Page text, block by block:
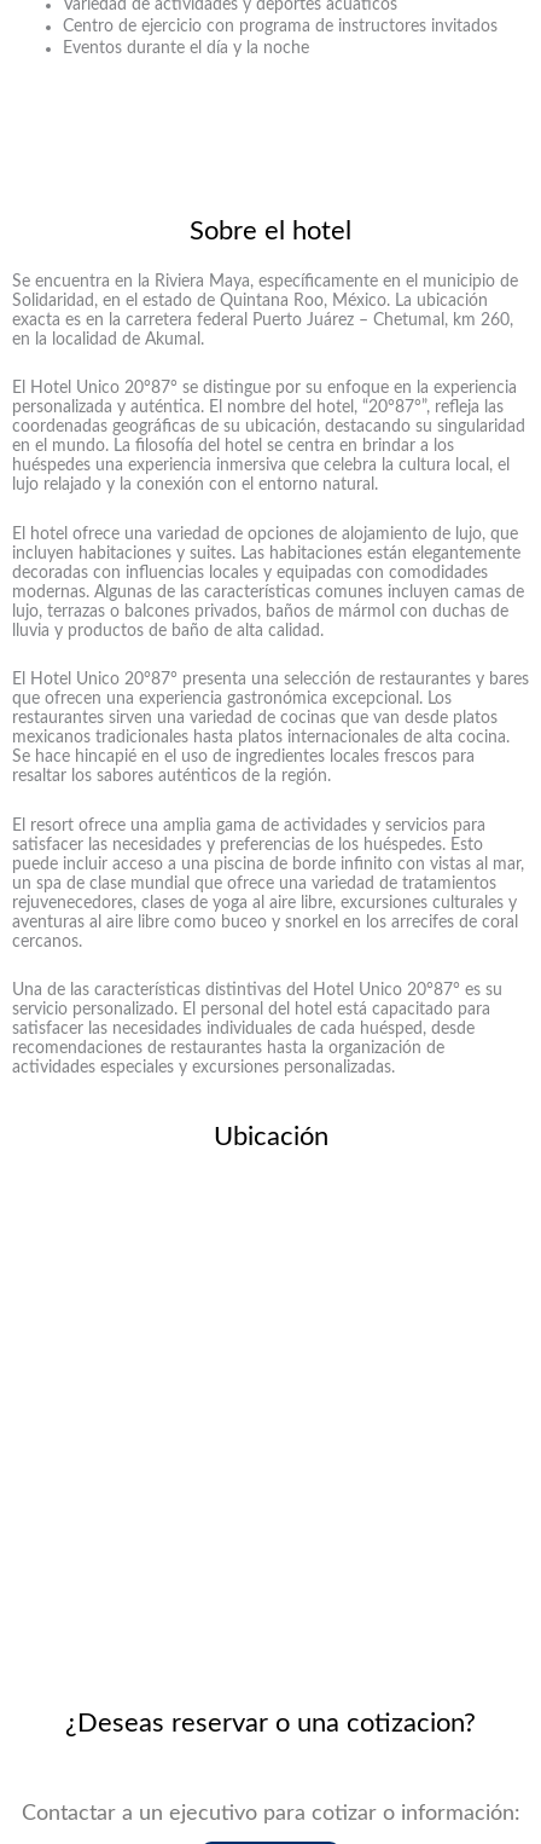
Variedad de actividades y deportes acuáticos
Centro de ejercicio con programa de instructores invitados
Eventos durante el día y la noche
Sobre el hotel
Se encuentra en la Riviera Maya, específicamente en el municipio de
Solidaridad, en el estado de Quintana Roo, México. La ubicación
exacta es en la carretera federal Puerto Juárez – Chetumal, km 260,
en la localidad de Akumal.
El Hotel Unico 20°87° se distingue por su enfoque en la experiencia
personalizada y auténtica. El nombre del hotel, “20°87°”, refleja las
coordenadas geográficas de su ubicación, destacando su singularidad
en el mundo. La filosofía del hotel se centra en brindar a los
huéspedes una experiencia inmersiva que celebra la cultura local, el
lujo relajado y la conexión con el entorno natural.
El hotel ofrece una variedad de opciones de alojamiento de lujo, que
incluyen habitaciones y suites. Las habitaciones están elegantemente
decoradas con influencias locales y equipadas con comodidades
modernas. Algunas de las características comunes incluyen camas de
lujo, terrazas o balcones privados, baños de mármol con duchas de
lluvia y productos de baño de alta calidad.
El Hotel Unico 20°87° presenta una selección de restaurantes y bares
que ofrecen una experiencia gastronómica excepcional. Los
restaurantes sirven una variedad de cocinas que van desde platos
mexicanos tradicionales hasta platos internacionales de alta cocina.
Se hace hincapié en el uso de ingredientes locales frescos para
resaltar los sabores auténticos de la región.
El resort ofrece una amplia gama de actividades y servicios para
satisfacer las necesidades y preferencias de los huéspedes. Esto
puede incluir acceso a una piscina de borde infinito con vistas al mar,
un spa de clase mundial que ofrece una variedad de tratamientos
rejuvenecedores, clases de yoga al aire libre, excursiones culturales y
aventuras al aire libre como buceo y snorkel en los arrecifes de coral
cercanos.
Una de las características distintivas del Hotel Unico 20°87° es su
servicio personalizado. El personal del hotel está capacitado para
satisfacer las necesidades individuales de cada huésped, desde
recomendaciones de restaurantes hasta la organización de
actividades especiales y excursiones personalizadas.
Ubicación
¿Deseas reservar o una cotizacion?
Contactar a un ejecutivo para cotizar o información: